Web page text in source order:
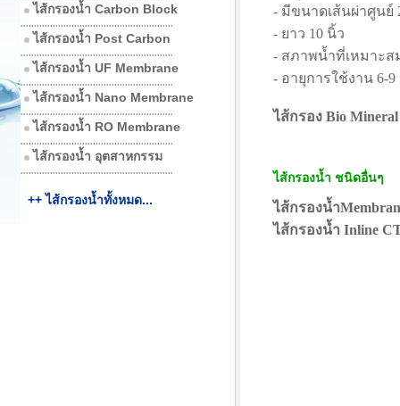
ไส้กรองน้ำ Carbon Block
.........................................................
ไส้กรองน้ำ Post Carbon
.........................................................
ไส้กรองน้ำ UF Membrane
.........................................................
ไส้กรองน้ำ Nano Membrane
.........................................................
ไส้กรองน้ำ RO Membrane
.........................................................
ไส้กรองน้ำ อุตสาหกรรม
.........................................................
++ ไส้กรองน้ำทั้งหมด...
- มีขนาดเส้นผ่าศูนย์
- ยาว 10 นิ้ว
- สภาพน้ำที่เหมาะส
- อายุการใช้งาน 6-
ไส้กรอง Bio Mineral
ไส้กรองน้ำ ชนิดอื่นๆ
ไส้กรองน้ำ
ไส้กรองน้ำ Inline